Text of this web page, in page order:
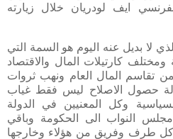
ايف لودريان خلال زيارته
لا بديل عنه اليوم هو السمة التي
كارتيلات المال والاقتصاد
من تقاسم المال العام ونهب ثروات
حصول الاصلاح ليس فقط غياب
وكل المعنيين في الدولة
مجلس النواب الى الحكومة وباقي
كل طرف وفريق من هؤلاء وخارجها